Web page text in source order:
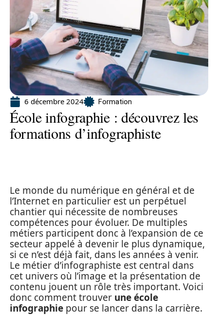
6 décembre 2024 Formation
École infographie : découvrez les
formations d’infographiste
Le monde du numérique en général et de
l’Internet en particulier est un perpétuel
chantier qui nécessite de nombreuses
compétences pour évoluer. De multiples
métiers participent donc à l’expansion de ce
secteur appelé à devenir le plus dynamique,
si ce n’est déjà fait, dans les années à venir.
Le métier d’infographiste est central dans
cet univers où l’image et la présentation de
contenu jouent un rôle très important. Voici
donc comment trouver une école
infographie pour se lancer dans la carrière.